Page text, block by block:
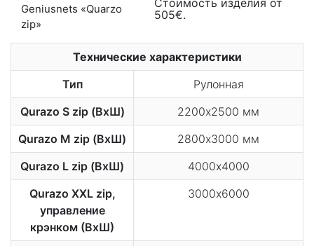
505€.
Технические характеристики
Тип
Рулонная
Qurazo S zip (ВхШ)
2200х2500 мм
Qurazo M zip (ВхШ)
2800х3000 мм
Qurazo L zip (ВхШ)
4000х4000
Qurazo XXL zip,
управление
крэнком (ВхШ)
3000х6000